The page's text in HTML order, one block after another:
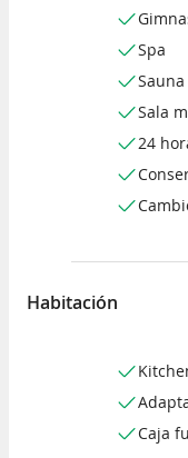
Spa
Sauna
Sala
24
Habitación
Caja